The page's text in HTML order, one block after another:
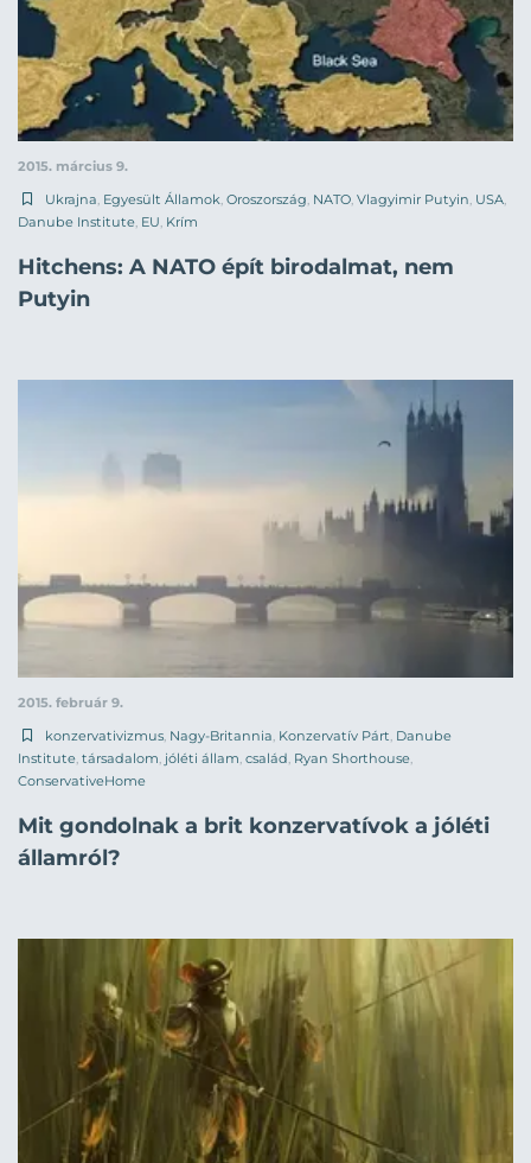
2015. március 9.
Ukrajna, Egyesült Államok, Oroszország, NATO, Vlagyimir Putyin, USA,
Danube Institute, EU, Krím
Hitchens: A NATO épít birodalmat, nem
Putyin
2015. február 9.
konzervativizmus, Nagy-Britannia, Konzervatív Párt, Danube
Institute, társadalom, jóléti állam, család, Ryan Shorthouse,
ConservativeHome
Mit gondolnak a brit konzervatívok a jóléti
államról?